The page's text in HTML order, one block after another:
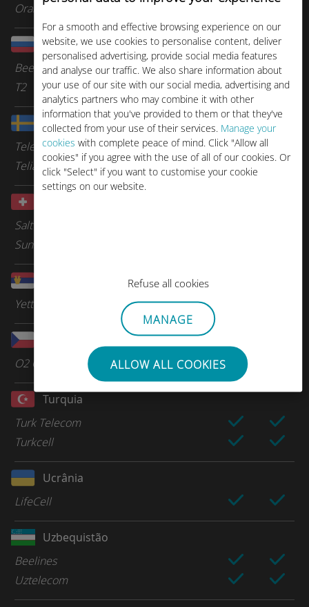
For a smooth and effective browsing experience on our
website, we use cookies to personalise content, deliver
personalised advertising, provide social media features
and analyse our traffic. We also share information about
your use of our site with our social media, advertising and
analytics partners who may combine it with other
information that you've provided to them or that they've
collected from your use of their services. Manage your
cookies with complete peace of mind. Click "Allow all
cookies" if you agree with the use of all of our cookies. Or
click "Select" if you want to customise your cookie
settings on our website.
Refuse all cookies
MANAGE
ALLOW ALL COOKIES
Orange Romania
Rússia
Beeline
T2
Suécia
Tele2
Telia
Salt
Sunrise
Yettel
O2 Czech Republic
Turquia
Turk Telecom
Turkcell
Ucrânia
LifeCell
Uzbequistão
Beelines
Uztelecom